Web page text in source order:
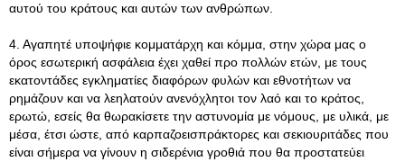
αυτού του κράτους και αυτών των ανθρώπων.
4. Αγαπητέ υποψήφιε κομματάρχη και κόμμα, στην χώρα μας ο
όρος εσωτερική ασφάλεια έχει χαθεί προ πολλών ετών, με τους
εκατοντάδες εγκληματίες διαφόρων φυλών και εθνοτήτων να
ρημάζουν και να λεηλατούν ανενόχλητοι τον λαό και το κράτος,
ερωτώ, εσείς θα θωρακίσετε την αστυνομία με νόμους, με υλικά, με
μέσα, έτσι ώστε, από καρπαζοεισπράκτορες και σεκιουριτάδες που
είναι σήμερα να γίνουν η σιδερένια γροθιά που θα προστατεύει